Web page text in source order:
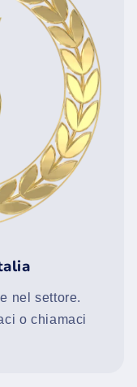
nel settore.
o chiamaci